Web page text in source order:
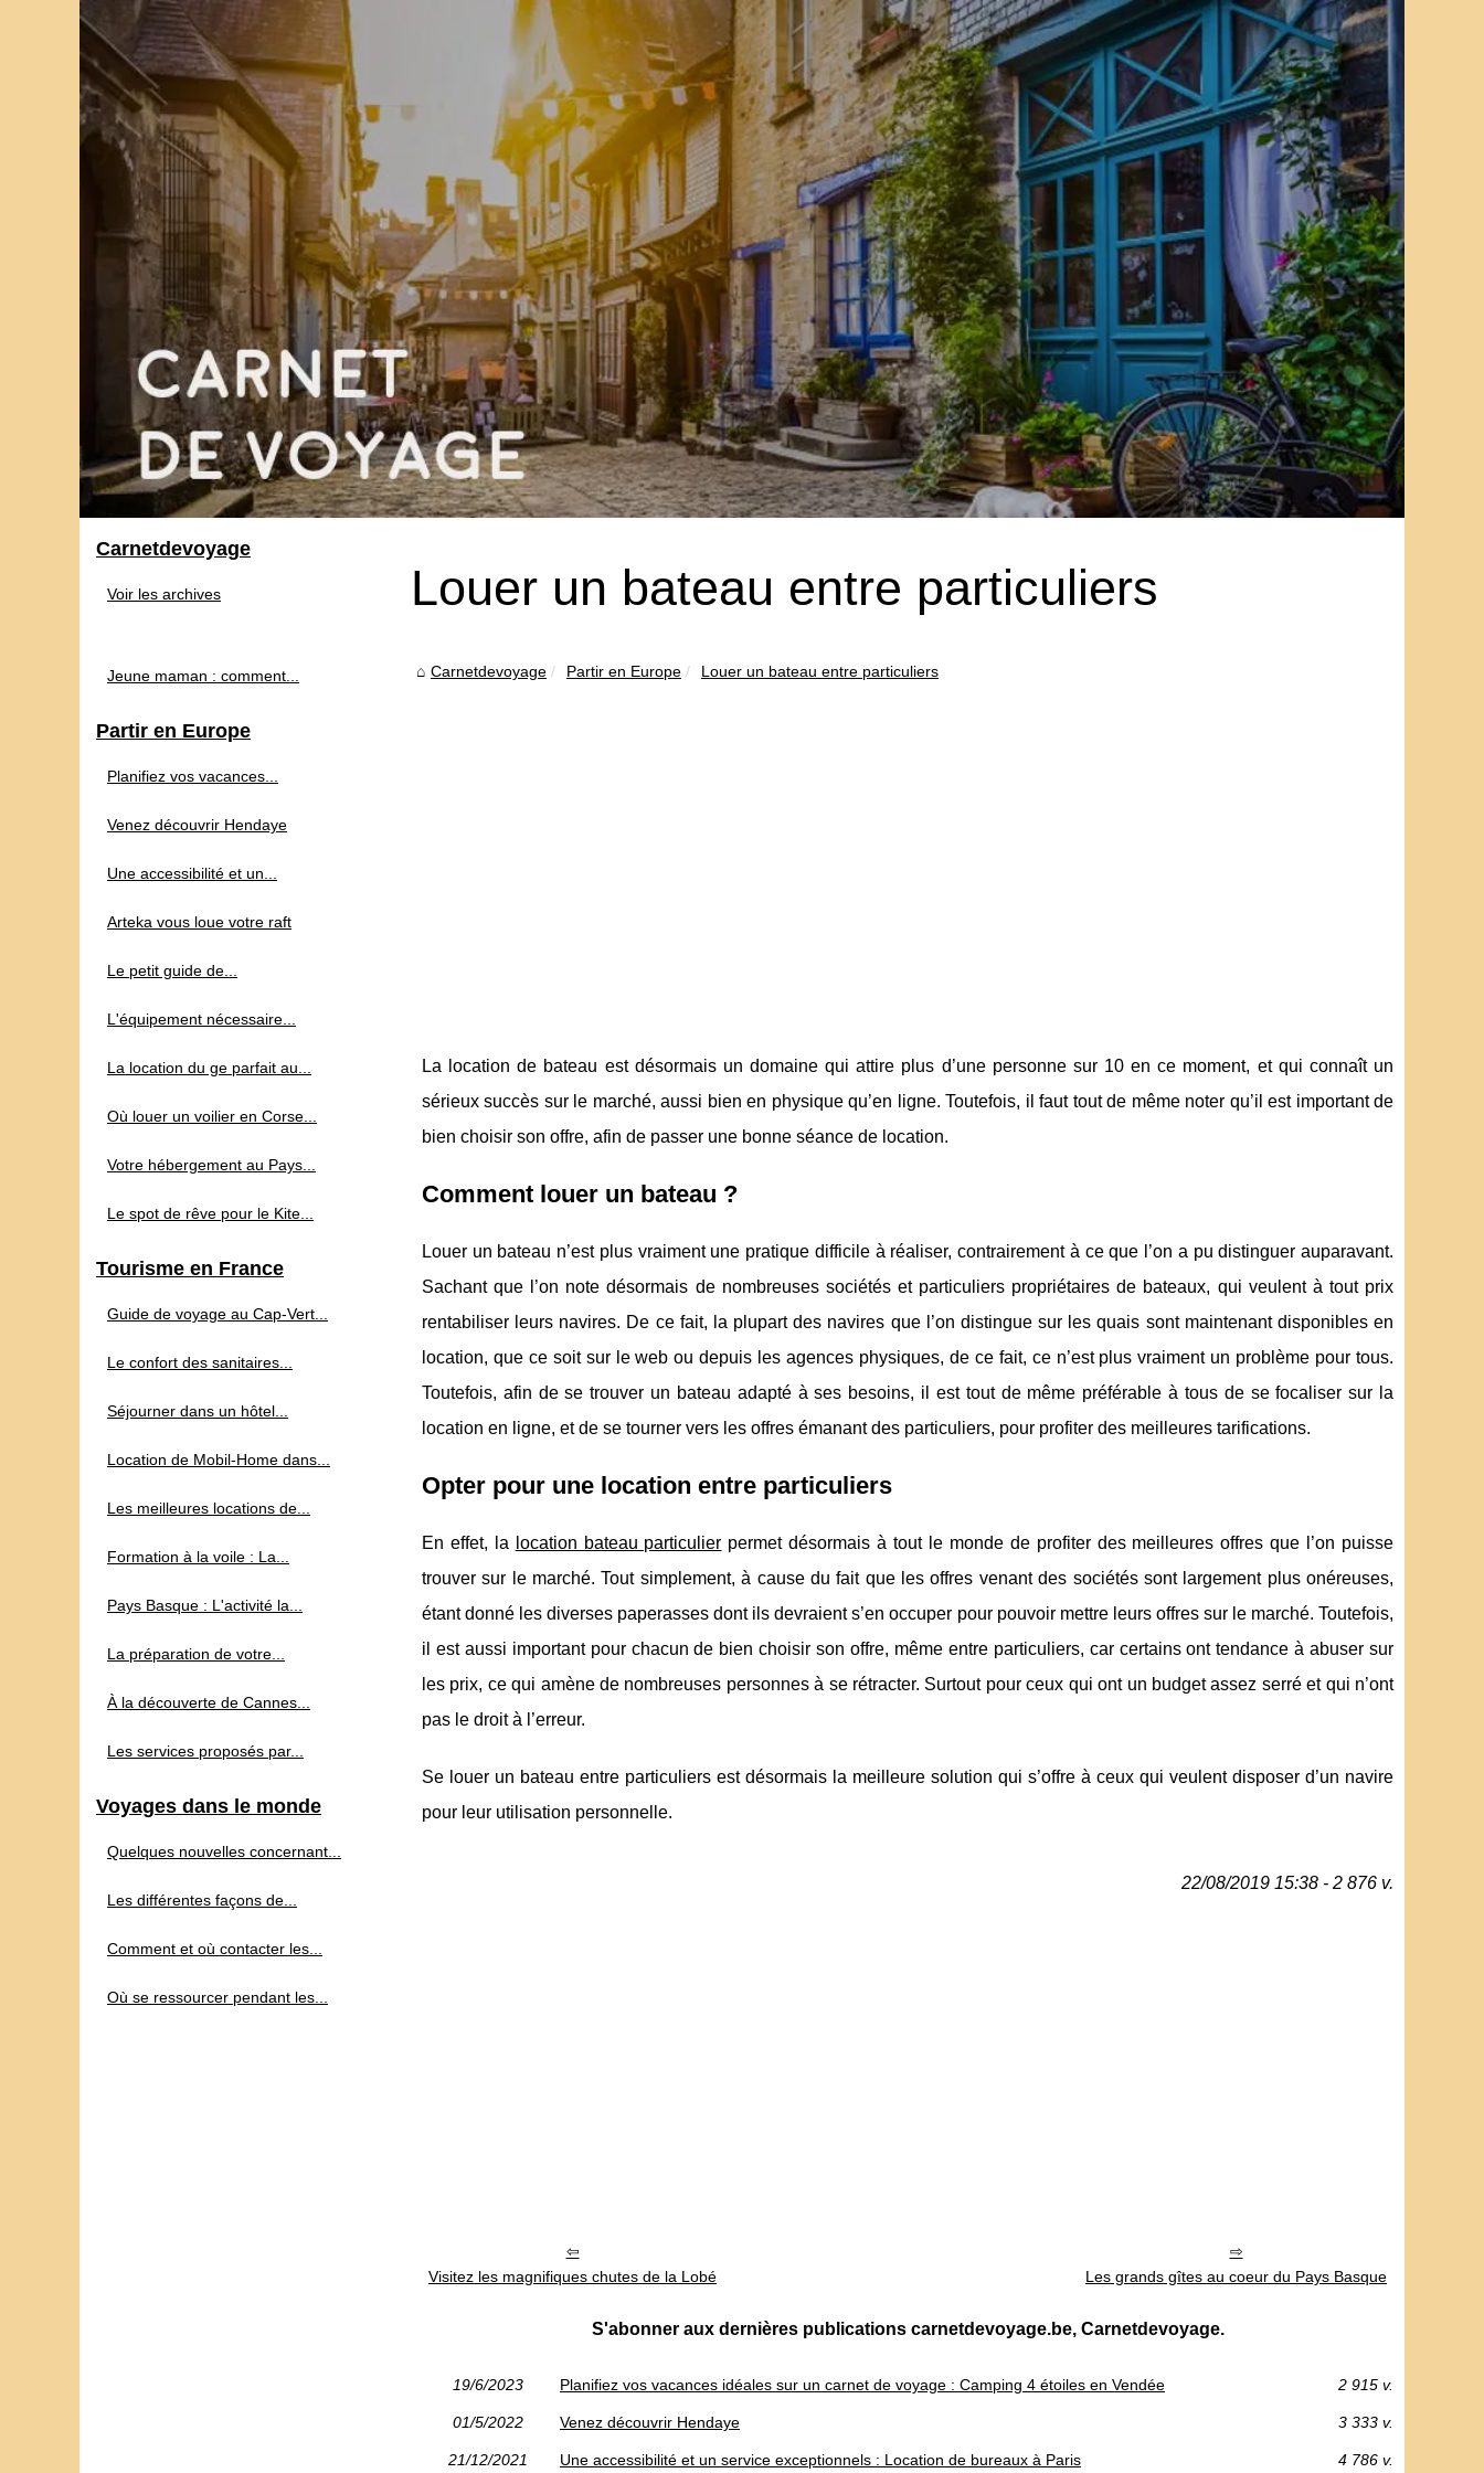
Louer un bateau entre particuliers
Carnetdevoyage Partir en Europe Louer un bateau entre particuliers
La location de bateau est désormais un domaine qui attire plus d’une personne sur 10 en ce moment, et qui connaît un
sérieux succès sur le marché, aussi bien en physique qu’en ligne. Toutefois, il faut tout de même noter qu’il est important de
bien choisir son offre, afin de passer une bonne séance de location.
Comment louer un bateau ?
Louer un bateau n’est plus vraiment une pratique difficile à réaliser, contrairement à ce que l’on a pu distinguer auparavant.
Sachant que l’on note désormais de nombreuses sociétés et particuliers propriétaires de bateaux, qui veulent à tout prix
rentabiliser leurs navires. De ce fait, la plupart des navires que l’on distingue sur les quais sont maintenant disponibles en
location, que ce soit sur le web ou depuis les agences physiques, de ce fait, ce n’est plus vraiment un problème pour tous.
Toutefois, afin de se trouver un bateau adapté à ses besoins, il est tout de même préférable à tous de se focaliser sur la
location en ligne, et de se tourner vers les offres émanant des particuliers, pour profiter des meilleures tarifications.
Opter pour une location entre particuliers
En effet, la location bateau particulier permet désormais à tout le monde de profiter des meilleures offres que l’on puisse
trouver sur le marché. Tout simplement, à cause du fait que les offres venant des sociétés sont largement plus onéreuses,
étant donné les diverses paperasses dont ils devraient s’en occuper pour pouvoir mettre leurs offres sur le marché. Toutefois,
il est aussi important pour chacun de bien choisir son offre, même entre particuliers, car certains ont tendance à abuser sur
les prix, ce qui amène de nombreuses personnes à se rétracter. Surtout pour ceux qui ont un budget assez serré et qui n’ont
pas le droit à l’erreur.
Se louer un bateau entre particuliers est désormais la meilleure solution qui s’offre à ceux qui veulent disposer d’un navire
pour leur utilisation personnelle.
22/08/2019 15:38 - 2 876 v.
Visitez les magnifiques chutes de la Lobé Les grands gîtes au coeur du Pays Basque
S'abonner aux dernières publications carnetdevoyage.be, Carnetdevoyage.
19/6/2023 Planifiez vos vacances idéales sur un carnet de voyage : Camping 4 étoiles en Vendée 2 915 v.
01/5/2022 Venez découvrir Hendaye 3 333 v.
21/12/2021 Une accessibilité et un service exceptionnels : Location de bureaux à Paris 4 786 v.
Carnetdevoyage
Voir les archives
Jeune maman : comment...
Partir en Europe
Planifiez vos vacances...
Venez découvrir Hendaye
Une accessibilité et un...
Arteka vous loue votre raft
Le petit guide de...
L'équipement nécessaire...
La location du ge parfait au...
Où louer un voilier en Corse...
Votre hébergement au Pays...
Le spot de rêve pour le Kite...
Tourisme en France
Guide de voyage au Cap‑Vert...
Le confort des sanitaires...
Séjourner dans un hôtel...
Location de Mobil-Home dans...
Les meilleures locations de...
Formation à la voile : La...
Pays Basque : L'activité la...
La préparation de votre...
À la découverte de Cannes...
Les services proposés par...
Voyages dans le monde
Quelques nouvelles concernant...
Les différentes façons de...
Comment et où contacter les...
Où se ressourcer pendant les...